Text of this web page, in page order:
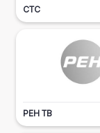
СТС
РЕН ТВ